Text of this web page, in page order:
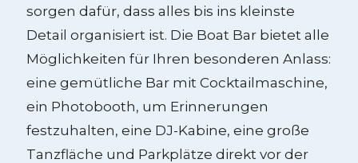
sorgen dafür, dass alles bis ins kleinste
Detail organisiert ist. Die Boat Bar bietet alle
Möglichkeiten für Ihren besonderen Anlass:
eine gemütliche Bar mit Cocktailmaschine,
ein Photobooth, um Erinnerungen
festzuhalten, eine DJ-Kabine, eine große
Tanzfläche und Parkplätze direkt vor der